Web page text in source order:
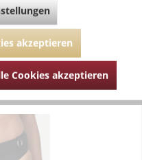
akzeptieren
Cookies akzeptieren